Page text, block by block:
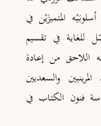
المتميزَيْن في
للغاية في تقسيم
اللاحق من إعادة
والسعديين
فنون الكتاب في